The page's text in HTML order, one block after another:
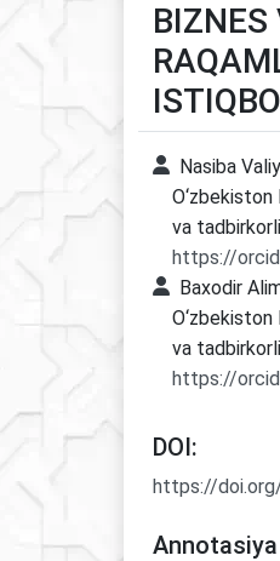
BIZNES
Nasiba
O‘zbekiston
va
https://
Baxodir
O‘zbekiston
va
https://
DOI:
https://
Annotasiya